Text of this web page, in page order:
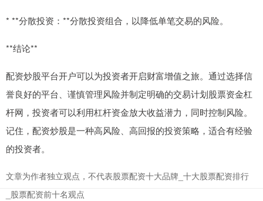
* **分散投资：**分散投资组合，以降低单笔交易的风险。
**结论**
配资炒股平台开户可以为投资者开启财富增值之旅。通过选择信
誉良好的平台、谨慎管理风险并制定明确的交易计划股票资金杠
杆网，投资者可以利用杠杆资金放大收益潜力，同时控制风险。
记住，配资炒股是一种高风险、高回报的投资策略，适合有经验
的投资者。
文章为作者独立观点，不代表股票配资十大品牌_十大股票配资排行
_股票配资前十名观点